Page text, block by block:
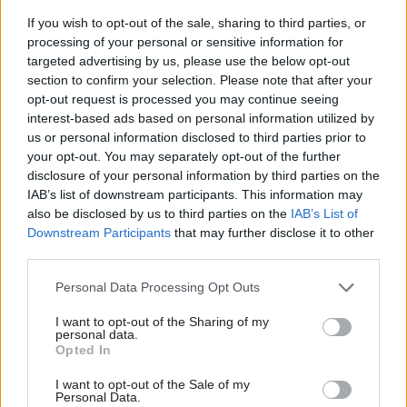
If you wish to opt-out of the sale, sharing to third parties, or
processing of your personal or sensitive information for
targeted advertising by us, please use the below opt-out
section to confirm your selection. Please note that after your
opt-out request is processed you may continue seeing
interest-based ads based on personal information utilized by
us or personal information disclosed to third parties prior to
your opt-out. You may separately opt-out of the further
disclosure of your personal information by third parties on the
IAB’s list of downstream participants. This information may
also be disclosed by us to third parties on the IAB’s List of
Downstream Participants that may further disclose it to other
Please note that this website/app uses one or more Google
not limited to your visit or usage behaviour. You may click to
grant or deny consent to Google and its third-party tags to
use your data for below specified purposes in below Google
consent section.
Personal Data Processing Opt Outs
I want to opt-out of the Sharing of my
personal data.
Opted In
I want to opt-out of the Sale of my
Personal Data.
so sklonom väčším než 15 musí byť aspoň 750 mm, čo
vyplýva z konštrukcie krovu a zo vzájomnej vzdialenosti
krokiev.
Túto vzdialenosť nemožno veľmi meniť, a ak treba zväčšiť
plochu zasklenia, vhodnejšie je združovať krídla nad
sebou, najmä v užších miestnostiach. So zväčšovaním
sklonu strechy sa zmenšuje osvetlenie a prenikanie slnka
do miestnosti. Zväčšením výšky okna sa môže tento